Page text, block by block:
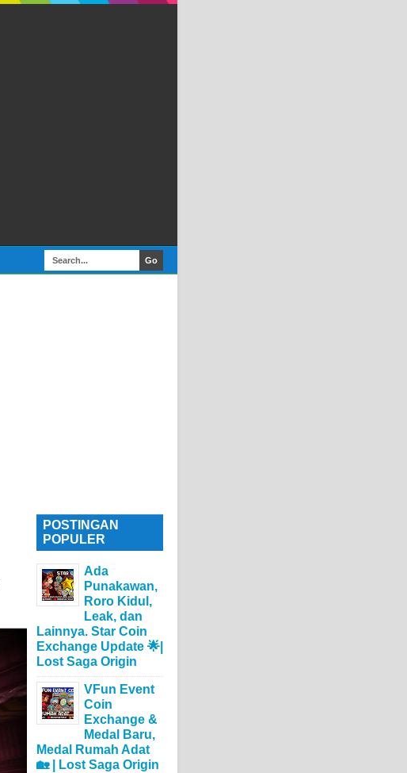
POSTINGAN
POPULER
Ada
Punakawan,
Roro Kidul,
Leak, dan
Lainnya. Star Coin
Exchange Update 🌟|
Lost Saga Origin
VFun Event
Coin
Exchange &
Medal Baru,
Medal Rumah Adat
🏡 | Lost Saga Origin